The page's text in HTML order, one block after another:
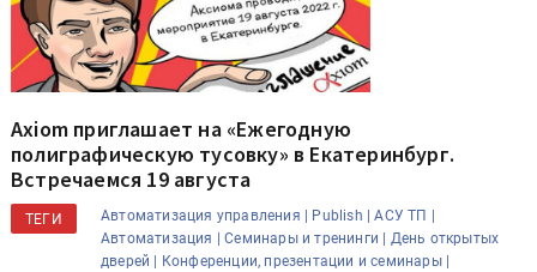
Axiom приглашает на «Ежегодную
полиграфическую тусовку» в Екатеринбург.
Встречаемся 19 августа
ТЕГИ Автоматизация управления | Publish |
АСУ ТП |
Автоматизация |
Семинары и тренинги |
День открытых
дверей |
Конференции, презентации и семинары |